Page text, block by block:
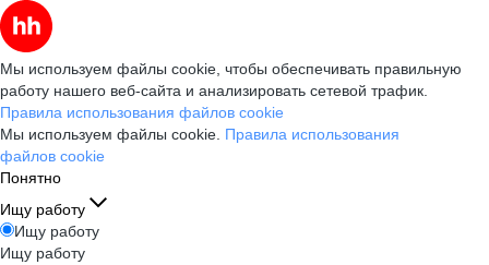
Мы используем файлы cookie, чтобы обеспечивать правильную
работу нашего веб-сайта и анализировать сетевой трафик.
Правила использования файлов cookie
Мы используем файлы cookie. Правила использования
файлов cookie
Понятно
Ищу работу
Ищу работу
Ищу работу